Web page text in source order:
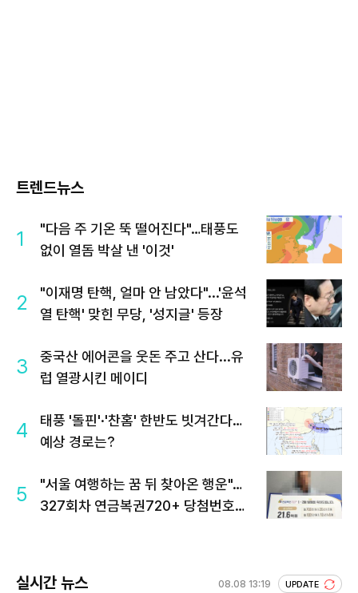
트렌드뉴스
1
"다음 주 기온 뚝 떨어진다"…태풍도
없이 열돔 박살 낸 '이것'
2
"이재명 탄핵, 얼마 안 남았다"...'윤석
열 탄핵' 맞힌 무당, '성지글' 등장
3
중국산 에어콘을 웃돈 주고 산다...유
럽 열광시킨 메이디
4
태풍 '돌핀'·'찬홈' 한반도 빗겨간다…
예상 경로는?
5
"서울 여행하는 꿈 뒤 찾아온 행운"…
327회차 연금복권720+ 당첨번호조
실시간 뉴스 08.08 13:19 UPDATE